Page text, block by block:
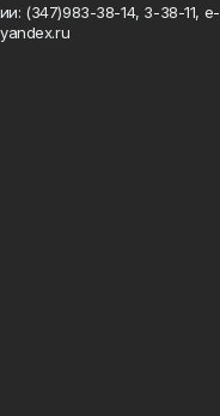
(347)983-38-14, 3-38-11, e-